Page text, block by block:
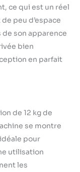
9
ne
pas
en
le
des
[Trois
obtenir
de la
ce qui est un réel
peu d’espace
de son apparence
bien
en parfait
de 12 kg de
se montre
pour
utilisation
les